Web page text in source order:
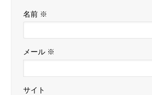
名前 ※
メール ※
サイト